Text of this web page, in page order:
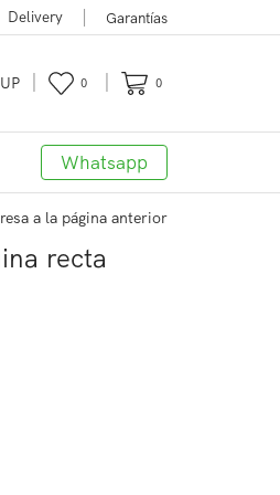
Delivery Garantías
0 0
Whatsapp
a la página anterior
recta